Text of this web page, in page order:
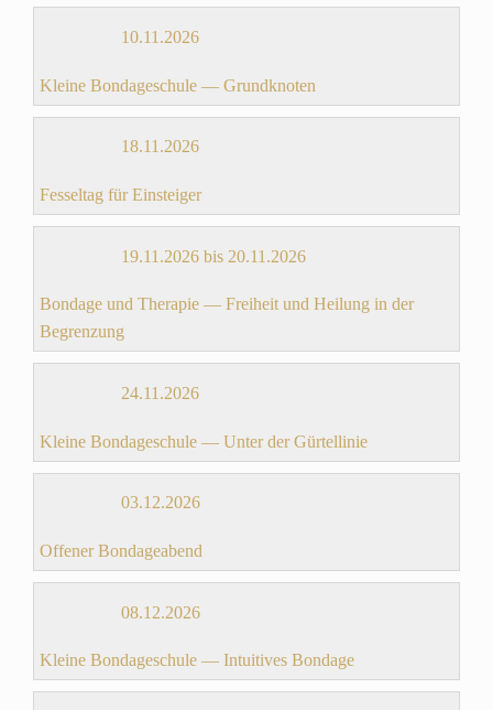
10.11.2026
Kleine Bondageschule — Grundknoten
18.11.2026
Fesseltag für Einsteiger
19.11.2026 bis 20.11.2026
Bondage und Therapie — Freiheit und Heilung in der
Begrenzung
24.11.2026
Kleine Bondageschule — Unter der Gürtellinie
03.12.2026
Offener Bondageabend
08.12.2026
Kleine Bondageschule — Intuitives Bondage